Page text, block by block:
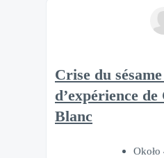
Crise du
d’expérience de
Blanc